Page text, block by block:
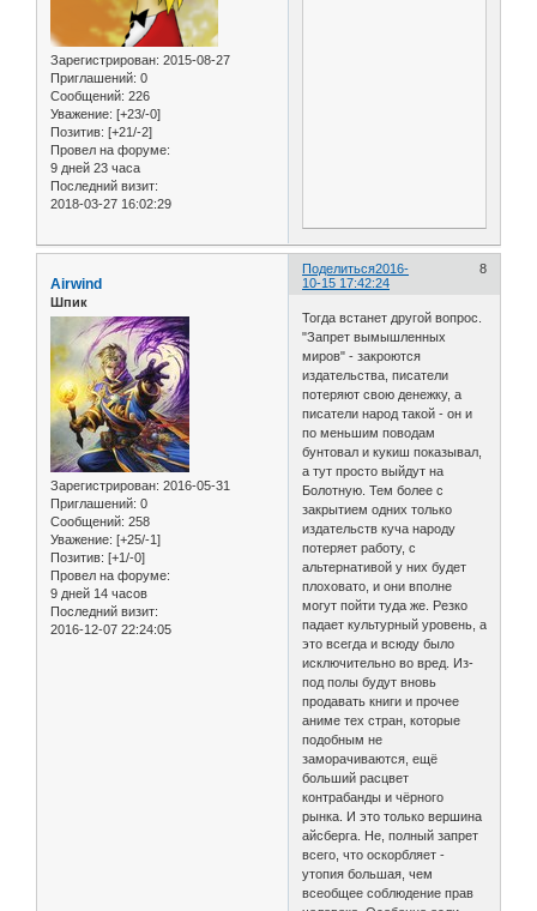
Зарегистрирован: 2015-08-27
Приглашений: 0
Сообщений: 226
Уважение: [+23/-0]
Позитив: [+21/-2]
Провел на форуме:
9 дней 23 часа
Последний визит:
2018-03-27 16:02:29
Поделиться 8
2016-
10-15 17:42:24
Airwind
Шпик
Зарегистрирован: 2016-05-31
Приглашений: 0
Сообщений: 258
Уважение: [+25/-1]
Позитив: [+1/-0]
Провел на форуме:
9 дней 14 часов
Последний визит:
2016-12-07 22:24:05
Тогда встанет другой вопрос.
"Запрет вымышленных
миров" - закроются
издательства, писатели
потеряют свою денежку, а
писатели народ такой - он и
по меньшим поводам
бунтовал и кукиш показывал,
а тут просто выйдут на
Болотную. Тем более с
закрытием одних только
издательств куча народу
потеряет работу, с
альтернативой у них будет
плоховато, и они вполне
могут пойти туда же. Резко
падает культурный уровень, а
это всегда и всюду было
исключительно во вред. Из-
под полы будут вновь
продавать книги и прочее
аниме тех стран, которые
подобным не
заморачиваются, ещё
больший расцвет
контрабанды и чёрного
рынка. И это только вершина
айсберга. Не, полный запрет
всего, что оскорбляет -
утопия большая, чем
всеобщее соблюдение прав